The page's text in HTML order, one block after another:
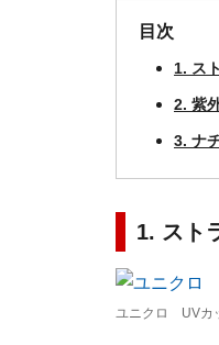
目次
1. ス
2. 紫
3. ナ
1. スト
ユニクロ UVカ